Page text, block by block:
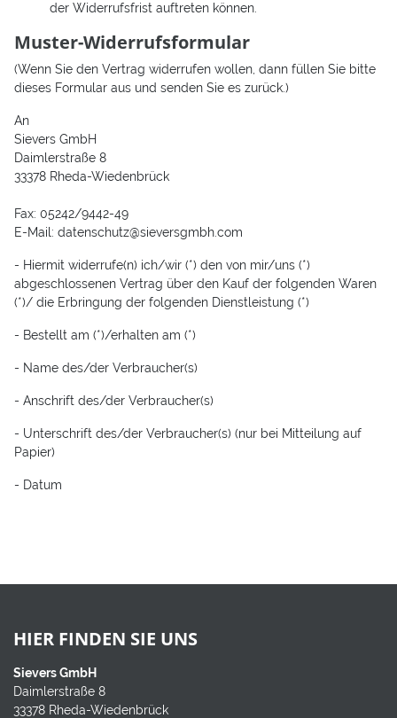
der Widerrufsfrist auftreten können.
Muster-Widerrufsformular
(Wenn Sie den Vertrag widerrufen wollen, dann füllen Sie bitte
dieses Formular aus und senden Sie es zurück.)
An
Sievers GmbH
Daimlerstraße 8
33378 Rheda-Wiedenbrück
Fax: 05242/9442-49
E-Mail: datenschutz@sieversgmbh.com
- Hiermit widerrufe(n) ich/wir (*) den von mir/uns (*)
abgeschlossenen Vertrag über den Kauf der folgenden Waren
(*)/ die Erbringung der folgenden Dienstleistung (*)
- Bestellt am (*)/erhalten am (*)
- Name des/der Verbraucher(s)
- Anschrift des/der Verbraucher(s)
- Unterschrift des/der Verbraucher(s) (nur bei Mitteilung auf
Papier)
- Datum
HIER FINDEN SIE UNS
Sievers GmbH
Daimlerstraße 8
33378 Rheda-Wiedenbrück